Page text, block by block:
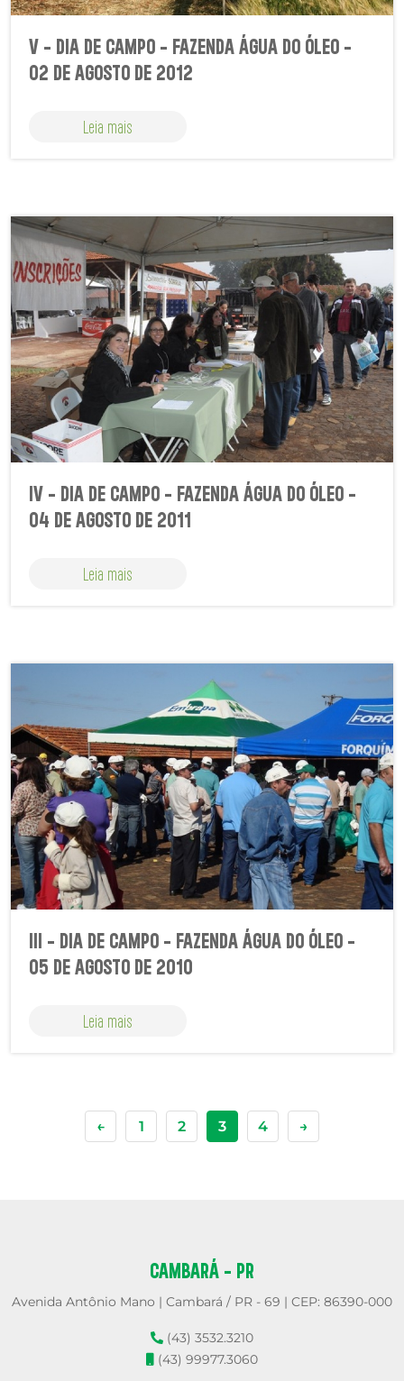
V - DIA DE CAMPO - FAZENDA ÁGUA DO ÓLEO -
02 DE AGOSTO DE 2012
Leia mais
IV - DIA DE CAMPO - FAZENDA ÁGUA DO ÓLEO -
04 DE AGOSTO DE 2011
Leia mais
III - DIA DE CAMPO - FAZENDA ÁGUA DO ÓLEO -
05 DE AGOSTO DE 2010
Leia mais
← 1 2 3 4 →
CAMBARÁ - PR
Avenida Antônio Mano | Cambará / PR - 69 | CEP: 86390-000
(43) 3532.3210
(43) 99977.3060